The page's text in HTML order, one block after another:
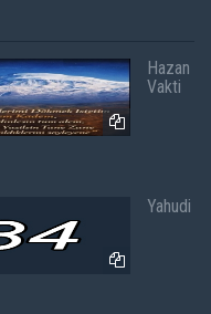
Hazan
Vakti
Yahudi